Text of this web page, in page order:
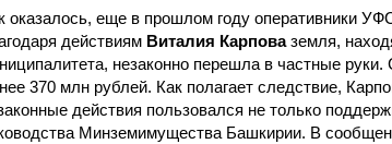
оказалось, еще в прошлом году оперативники
действиям Виталия Карповаземля,
незаконно перешла в частные
370 млн рублей. Как полагает следствие,
действия пользовался не только
Минземимущества Башкирии. В